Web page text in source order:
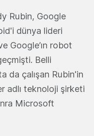
Rubin, Google
dünya lideri
Google’ın robot
Belli
da çalışan Rubin'in
adlı teknoloji şirketi
Microsoft